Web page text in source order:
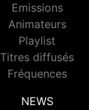
Emissions
Animateurs
Playlist
Titres diffusés
Fréquences
NEWS